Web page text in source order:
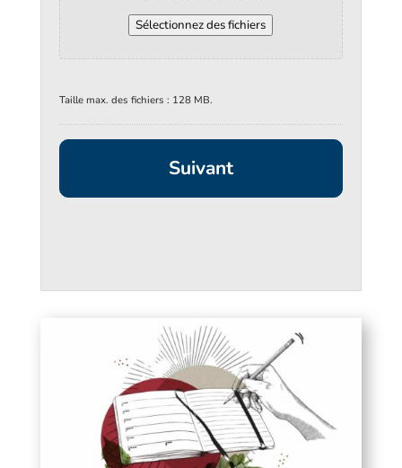
Sélectionnez des fichiers
Taille max. des fichiers : 128 MB.